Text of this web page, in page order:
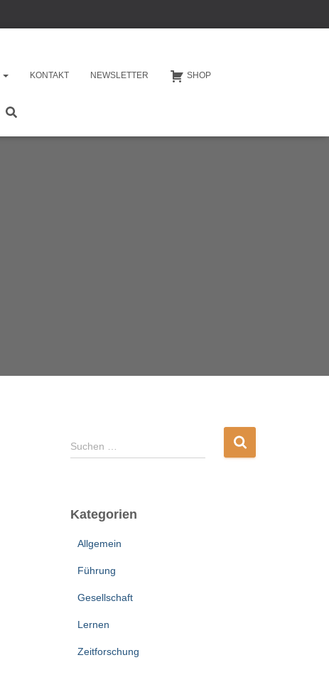
KONTAKT NEWSLETTER SHOP
S
u
n
Suchen …
Kategorien
Allgemein
Führung
Gesellschaft
Lernen
Zeitforschung